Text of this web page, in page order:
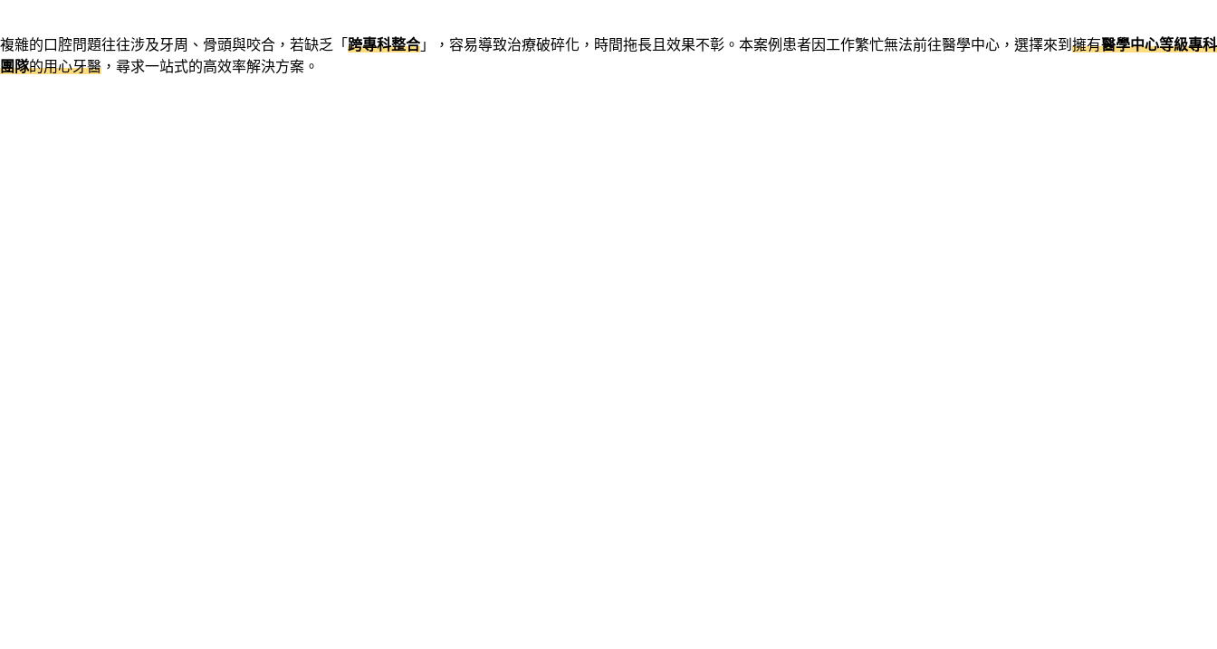
複雜的口腔問題往往涉及牙周、骨頭與咬合，若缺乏「 跨專科整合 」，容易導致治療破碎化，時間拖長且效果不彰。本案例患者因工作繁忙無法前往醫學中心，選擇來到 擁有醫學中心等級專科
團隊的用心牙醫 ，尋求一站式的高效率解決方案。